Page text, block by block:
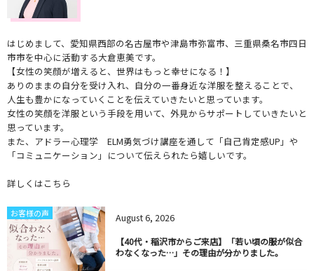
はじめまして、愛知県西部の名古屋市や津島市弥富市、三重県桑名市四日
市市を中心に活動する大倉恵美です。
【女性の笑顔が増えると、世界はもっと幸せになる！】
ありのままの自分を受け入れ、自分の一番身近な洋服を整えることで、
人生も豊かになっていくことを伝えていきたいと思っています。
女性の笑顔を洋服という手段を用いて、外見からサポートしていきたいと
思っています。
また、アドラー心理学 ELM勇気づけ講座を通して「自己肯定感UP」や
「コミュニケーション」について伝えられたら嬉しいです。
詳しくはこちら
お客様の声 August6, 2026
【40代・稲沢市からご来店】「若い頃の服が似合
わなくなった…」その理由が分かりました。